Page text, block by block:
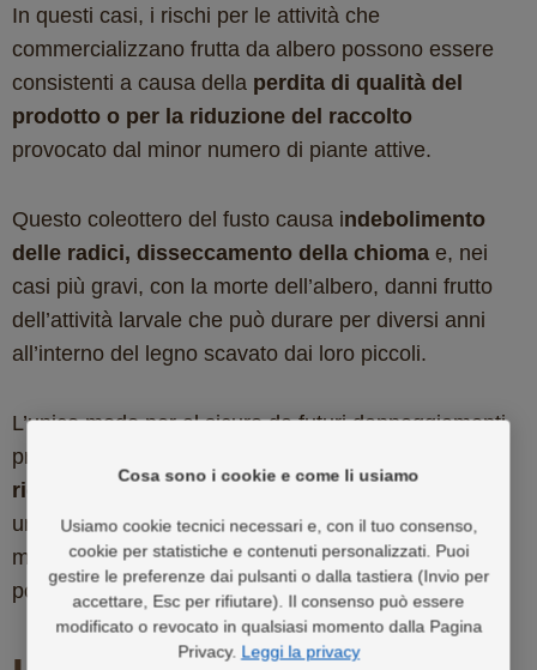
In questi casi, i rischi per le attività che
commercializzano frutta da albero possono essere
consistenti a causa della perdita di qualità del
prodotto o per la riduzione del raccolto
provocato dal minor numero di piante attive.
Questo coleottero del fusto causa indebolimento
delle radici, disseccamento della chioma e, nei
casi più gravi, con la morte dell’albero, danni frutto
dell’attività larvale che può durare per diversi anni
all’interno del legno scavato dai loro piccoli.
L’unico modo per al sicuro da futuri danneggiamenti
prodotti dal Prionus coriarius è quello di
riconoscere i segni del suo attacco
un costante monitoraggio degli alberi come luppoli,
meli, querce, castagni, faggi e salici che
potenzialmente ne possono essere vittima.
Cosa sono i cookie e come li usiamo
Usiamo cookie tecnici necessari e, con il tuo consenso,
cookie per statistiche e contenuti personalizzati. Puoi
gestire le preferenze dai pulsanti o dalla tastiera (Invio per
accettare, Esc per rifiutare) . Il consenso può essere
modificato o revocato in qualsiasi momento dalla Pagina
Privacy. Leggi la privacy